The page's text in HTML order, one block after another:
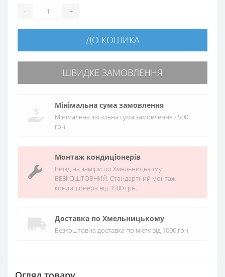
- +
ДО КОШИКА
ШВИДКЕ ЗАМОВЛЕННЯ
Мінімальна сума замовлення
Мінімальна загальна сума замовлення - 500
грн.
Монтаж кондиціонерів
Виїзд на заміри по Хмельницькому
БЕЗКОШТОВНИЙ. Стандартний монтаж
кондиціонера від 3500 грн.
Доставка по Хмельницькому
Безкоштовна доставка по місту від 1000 грн.